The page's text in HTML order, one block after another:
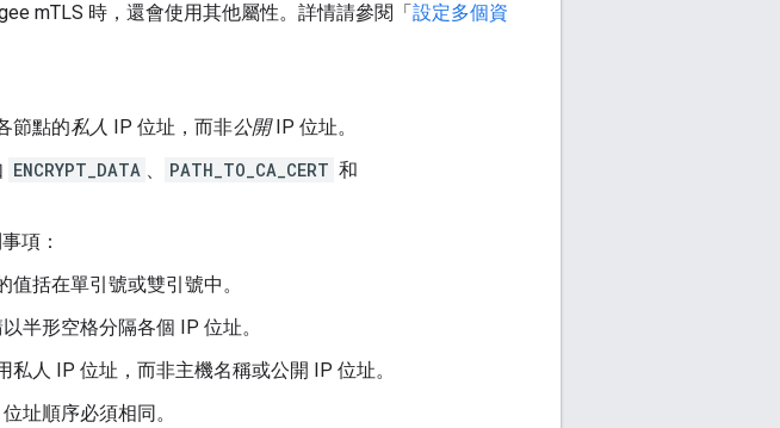
mTLS 時，還會使用其他屬性。詳情請參閱「設定多個資
節點的私人 IP 位址，而非公開IP 位址。
ENCRYPT_DATA 、 PATH_TO_CA_CERT 和
項：
括在單引號或雙引號中。
半形空格分隔各個 IP 位址。
人 IP 位址，而非主機名稱或公開 IP 位址。
址順序必須相同。